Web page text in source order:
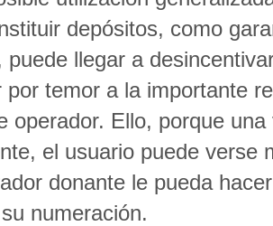
depósitos, como
puede llegar a
por temor a la importante
operador. Ello, porque
el usuario puede verse
donante le pueda
numeración.